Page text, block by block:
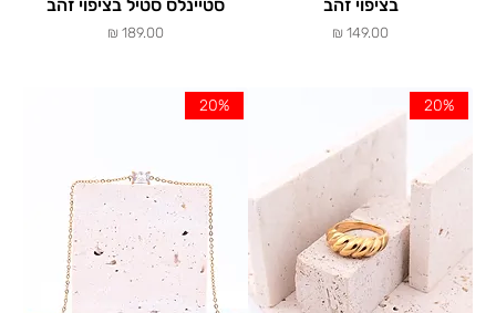
בציפוי זהב
מחיר
סטיינלס סטיל בציפוי זהב
מחיר
20%
20%